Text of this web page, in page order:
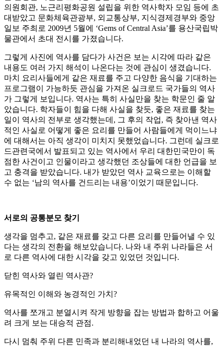
의원회관, 노근리평화공원 설립을 위한 역사학자 모임 등에 초
대받았고 문화체육관광부, 외교통상부, 지식경제경부와 중앙
일보 주최로 2009년 5월에 ‘Gems of Central Asia’를 용산국립박
물관에서 초대 전시를 가졌습니다.
그렇게 사진에 역사를 담다가 사건은 보는 시각에 따라 같은
내용도 여러 가지 해석이 나온다는 것에 관심이 생겼습니다.
마치 요리사들에게 같은 재료를 주고 다양한 음식을 기대하는
프로그램이 가능하듯 관심을 가져온 실크로드 국가들의 역사
가 그렇게 보입니다. 역사는 특히 사실만을 찾는 학문인 줄 알
았습니다. 학자들이 힘을 다해 사실을 찾듯, 좋은 재료를 찾는
일이 역사의 전부로 생각했는데, 그 후의 작업, 즉 찾아낸 역사
적인 사실로 어떻게 좋은 요리를 만들어 사람들에게 먹이느냐
에 대해서는 아직 생각이 미치지 못했었습니다. 그런데 실크로
드관련국에서 발표되고 있는 역사에서 우리 대한민국만이 독
점한 사건이고 인물이라고 생각했던 조상들에 대한 언급을 보
고 충격을 받았습니다. 내가 받았던 역사 교육으로는 이해할
수 없는 ‘남의 역사를 건드리는 내용’이었기 때문입니다.
서로의 공통분모 찾기
생각을 멈추고, 같은 재료를 갖고 다른 요리를 만들어낼 수 있
다는 생각의 전환을 해보았습니다. 나와 내 주위 나라들은 서
로 다른 역사에 대한 시각을 갖고 있었던 것입니다.
닫힌 역사와 열린 역사관?
유목적인 이해와 농경적인 가치?
역사를 쪼개고 분열시켜 작게 방향을 잡는 방법과 합하고 어울
려 크게 보는 대승적 관점.
다시 멈춰 주위 다른 민족과 분리해내었던 내 나라의 역사를,